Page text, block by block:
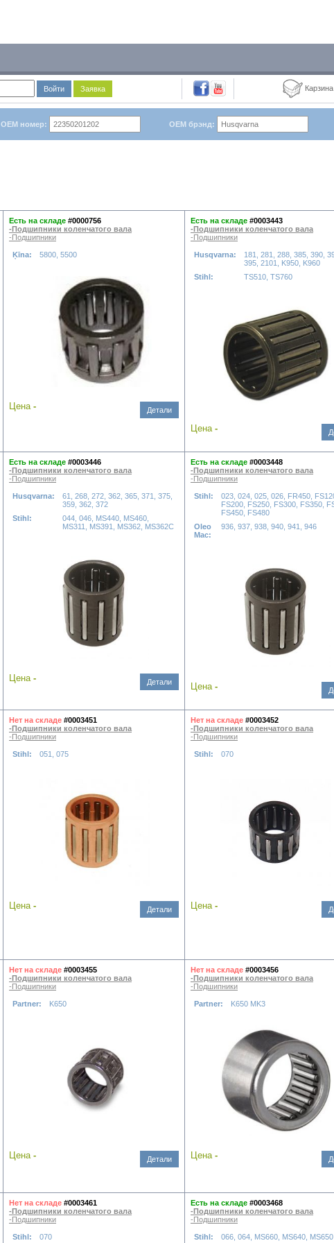
Войти Заявка
OEM номер: OEM брэнд:
Есть на складе #0000756
-Подшипники коленчатого вала
-Подшипники
Ķīna: 5800, 5500
Цена - Детали
Есть на складе #0003443
-Подшипники коленчатого вала
-Подшипники
Husqvarna:
181, 281, 288, 385, 390,
395, 2101, K950, K960
Stihl:
TS510, TS760
Цена -
Есть на складе #0003446
-Подшипники коленчатого вала
-Подшипники
Husqvarna:
61, 268, 272, 362, 365, 371, 375,
359, 362, 372
Stihl:
044, 046, MS440, MS460,
MS311, MS391, MS362, MS362C
Цена - Детали
Есть на складе #0003448
-Подшипники коленчатого вала
-Подшипники
Stihl:
023, 024, 025, 026, FR450,
FS200, FS250, FS300, FS350,
FS450, FS480
Oleo
Mac:
936, 937, 938, 940, 941, 946
Цена -
Нет на складе #0003451
-Подшипники коленчатого вала
-Подшипники
Stihl: 051, 075
Цена - Детали
Нет на складе #0003452
-Подшипники коленчатого вала
-Подшипники
Stihl: 070
Цена -
Нет на складе #0003455
-Подшипники коленчатого вала
-Подшипники
Partner: K650
Цена - Детали
Нет на складе #0003456
-Подшипники коленчатого вала
-Подшипники
Partner: K650 MK3
Цена -
Нет на складе #0003461
-Подшипники коленчатого вала
-Подшипники
Stihl: 070
Есть на складе #0003468
-Подшипники коленчатого вала
-Подшипники
Stihl: 066, 064, MS660, MS640, MS650